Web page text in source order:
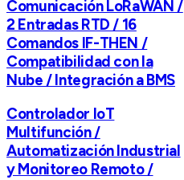
Comunicación LoRaWAN /
2 Entradas RTD / 16
Comandos IF-THEN /
Compatibilidad con la
Nube / Integración a BMS
Controlador IoT
Multifunción /
Automatización Industrial
y Monitoreo Remoto /